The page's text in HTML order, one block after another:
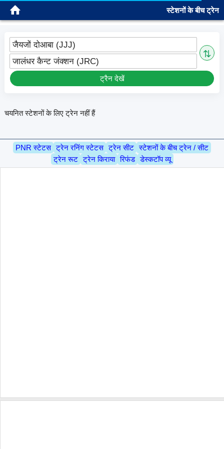
साइन इन
जैयजों दोआबा (JJJ)
⇅
जालंधर कैन्ट जंक्शन (JRC)
ट्रैन देखें
चयनित स्टेशनों के लिए ट्रेन नहीं हैं
PNR स्टेटस ट्रेन रनिंग स्टेटस ट्रेन सीट स्टेशनों के बीच ट्रेन / सीट
ट्रेन रूट ट्रेन किराया रिफंड डेस्कटॉप व्यू